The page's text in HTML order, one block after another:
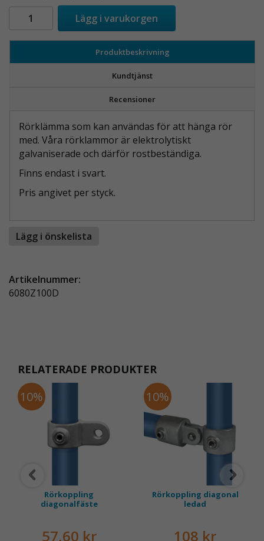
Lägg i varukorgen
Produktbeskrivning
Kundtjänst
Recensioner
Rörklämma som kan användas för att hänga rör
med. Våra rörklammor är elektrolytiskt
galvaniserade och därför rostbeständiga.
Finns endast i svart.
Pris angivet per styck.
Lägg i önskelista
Artikelnummer:
6080Z100D
RELATERADE PRODUKTER
Rörkoppling
diagonalfäste
10%
57,60 kr
Rörkoppling diagonal
ledad
10%
108 kr